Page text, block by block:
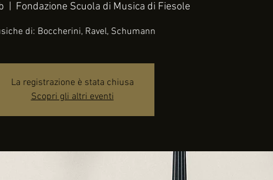
Fondazione Scuola di Musica di Fiesole
di: Boccherini, Ravel, Schumann
La registrazione è stata chiusa
Scopri gli altri eventi